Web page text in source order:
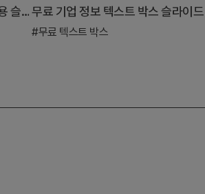
최신 스타일의 다이어그램 및 차트 활용 슬라이드무료 기업 정보 텍스트 박스 슬라이드
#무료 텍스트 박스